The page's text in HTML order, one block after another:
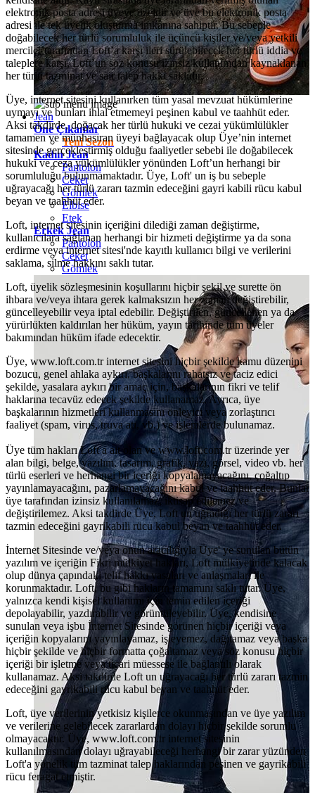
Jean
Öne Çıkanlar
Yeni Sezon
Kadın Jean
Pantolon
Ceket
Gömlek
Elbise
Etek
Erkek Jean
Pantolon
Ceket
Gömlek
elektronik posta adresi üyeye özeldir ve üye bu elektronik posta
adresi ile tek üyelik oluşturma imkânına sahiptir. Bu sebeple
doğabilecek her türlü sorumluluk ile üçüncü kişiler ve/veya yetkili
merciler tarafından Loft’a karşı ileri sürülebilecek her türlü iddia ve
taleplere karşı, Loft’un söz konusu izinsiz kullanımdan kaynaklanan
her türlü tazminat ve sair talep hakkı saklıdır.
Üye, internet sitesini kullanırken tüm yasal mevzuat hükümlerine
uymayı ve bunları ihlal etmemeyi peşinen kabul ve taahhüt eder.
Aksi takdirde, doğacak her türlü hukuki ve cezai yükümlülükler
tamamen ve münhasıran üyeyi bağlayacak olup Üye’nin internet
sitesinde gerçekleştirmiş olduğu faaliyetler sebebi ile doğabilecek
hukuki ve ceza yükümlülükler yönünden Loft’un herhangi bir
sorumluluğu bulunmamaktadır. Üye, Loft' un iş bu sebeple
uğrayacağı her türlü zararı tazmin edeceğini gayri kabili rücu kabul
beyan ve taahhüt eder.
Loft, internet sitesinin içeriğini dilediği zaman değiştirme,
kullanıcılara sağlanan herhangi bir hizmeti değiştirme ya da sona
erdirme veya internet sitesi'nde kayıtlı kullanıcı bilgi ve verilerini
saklama, silme hakkını saklı tutar.
Loft, üyelik sözleşmesinin koşullarını hiçbir şekil ve surette ön
ihbara ve/veya ihtara gerek kalmaksızın her zaman değiştirebilir,
güncelleyebilir veya iptal edebilir. Değiştirilen, güncellenen ya da
yürürlükten kaldırılan her hüküm, yayın tarihinde tüm üyeler
bakımından hüküm ifade edecektir.
Üye, www.loft.com.tr internet sitesini hiçbir şekilde kamu düzenini
bozucu, genel ahlaka aykırı, başkalarını rahatsız ve taciz edici
şekilde, yasalara aykırı bir amaç için, başkalarının fikri ve telif
haklarına tecavüz edecek şekilde kullanamaz. Ayrıca, üye
başkalarının hizmetleri kullanmasını önleyici veya zorlaştırıcı
faaliyet (spam, virus, truva atı, vb.) ve işlemlerde bulunamaz.
Üye tüm hakları Loft a ait olan ve www.loft.com.tr üzerinde yer
alan bilgi, belge, yazılım, tasarım, grafik, yazı, görsel, video vb. her
türlü eserleri ve herhangi bir içeriği kopyalamayacağını, çoğaltıp
yayınlamayacağını, pazarlamayacağını kabul ve taahhüt eder. Bunlar
üye tarafından izinsiz kullanılamaz, iktisap edilemez ve
değiştirilemez. Aksi takdirde Üye, Loft un uğradığı her türlü zararı
tazmin edeceğini gayrikabili rücu kabul beyan ve taahhüt eder.
İnternet Sitesinde ve/veya onun aracılığıyla Üye' ye sunulan bütün
yazılım ve içeriğin Fikri mülkiyet hakları, Loft mülkiyetinde kalacak
olup dünya çapındaki telif hakkı yasaları ve anlaşmaları ile
korunmaktadır. Loft, bu gibi hakların tamamını saklı tutar. Üye,
yalnızca kendi kişisel kullanımı için temin edilen içeriği
depolayabilir, yazdırabilir ve görüntüleyebilir. Üye, kendisine
sunulan veya işbu İnternet Sitesinde görünen hiçbir içeriği veya
içeriğin kopyalarını yayınlayamaz, işleyemez, dağıtamaz veya başka
hiçbir şekilde ve hiçbir formatta çoğaltamaz veya söz konusu hiçbir
içeriği bir işletme veya ticari müessese ile bağlantılı olarak
kullanamaz. Aksi takdirde Loft un uğrayacağı her türlü zararı tazmin
edeceğini gayrikabili rücu kabul beyan ve taahhüt eder.
Loft, üye verilerinin yetkisiz kişilerce okunmasından ve üye yazılım
ve verilerine gelebilecek zararlardan dolayı hiçbir şekilde sorumlu
olmayacaktır. Üye, www.loft.com.tr internet sitesinin
kullanılmasından dolayı uğrayabileceği herhangi bir zarar yüzünden
Loft'a yönelik tüm tazminat talep haklarından peşinen ve gayrikabili
rücu feragat etmiştir.